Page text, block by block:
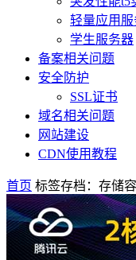
轻量应用
学生服务器
备案相关问题
安全防护
SSL证书
域名相关问题
网站建设
CDN使用教程
首页 标签存档：存储